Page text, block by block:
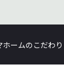
ホームのこだわり